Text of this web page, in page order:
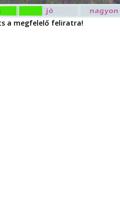
a megfelelő feliratra!